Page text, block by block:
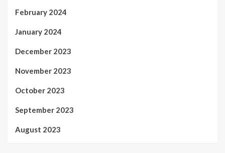
February 2024
January 2024
December 2023
November 2023
October 2023
September 2023
August 2023